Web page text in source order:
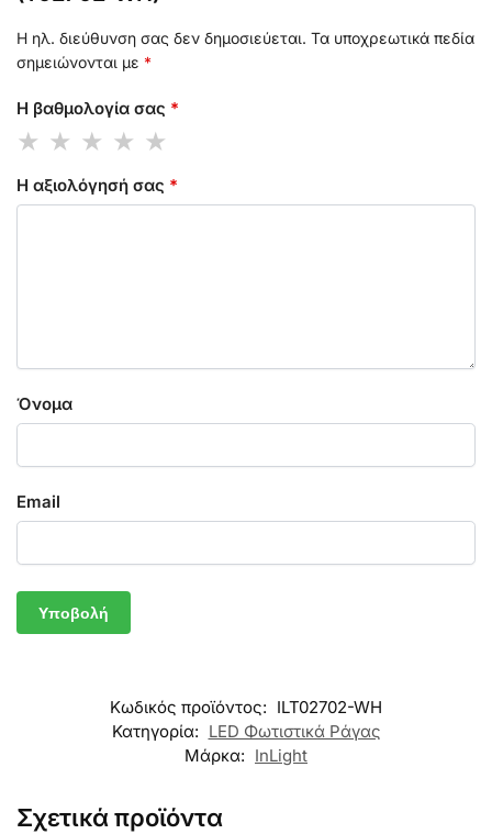
Η ηλ. διεύθυνση σας δεν δημοσιεύεται. Τα υποχρεωτικά πεδία
σημειώνονται με *
Η βαθμολογία σας *
Η αξιολόγησή σας *
Όνομα
Email
Κωδικός προϊόντος: ILT02702-WH
Κατηγορία: LED Φωτιστικά Ράγας
Μάρκα: InLight
Σχετικά προϊόντα